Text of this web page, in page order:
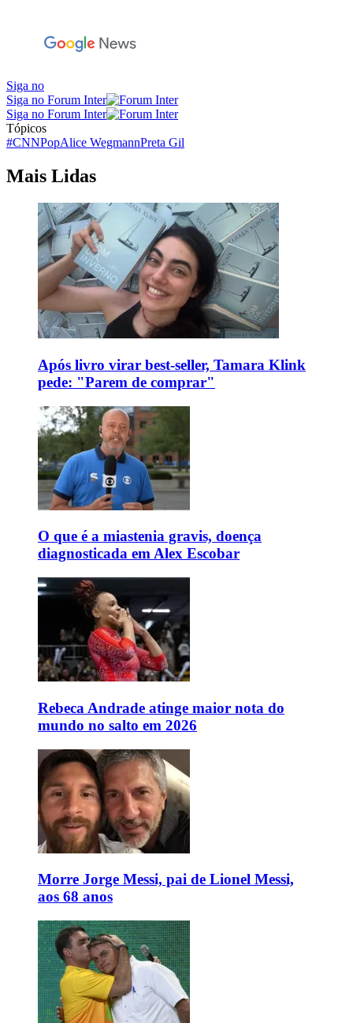
Siga no
Siga no Forum Inter
Siga no Forum Inter
Tópicos
#CNNPopAlice WegmannPreta Gil
Mais Lidas
Após livro virar best-seller, Tamara Klink
pede: "Parem de comprar"
O que é a miastenia gravis, doença
diagnosticada em Alex Escobar
Rebeca Andrade atinge maior nota do
mundo no salto em 2026
Morre Jorge Messi, pai de Lionel Messi,
aos 68 anos